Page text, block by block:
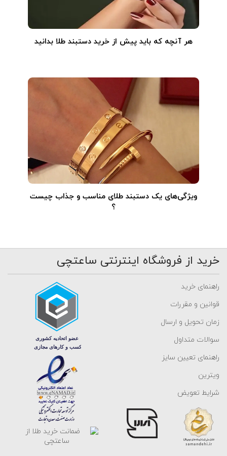
هر آنچه که باید پیش از خرید دستبند طلا بدانید
ویژگی‌های یک دستبند طلای مناسب و جذاب چیست
؟
خرید از فروشگاه اینترنتی ساعتچی
راهنمای خرید
قوانین و مقررات
زمان تحویل و ارسال
سوالات متداول
راهنمای تعیین سایز
ویترین
شرایط تعویض